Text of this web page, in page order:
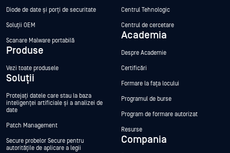
Diode de date și porți de securitate
Soluții OEM
Scanare Malware portabilă
Produse
Vezi toate produsele
Soluții
Protejați datele care stau la baza
inteligenței artificiale și a analizei de
date
Patch Management
Secure probelor Secure pentru
autoritățile de aplicare a legii
Centrul Tehnologic
Centrul de cercetare
Academia
Despre Academie
Certificări
Formare la fața locului
Programul de burse
Program de formare autorizat
Resurse
Compania